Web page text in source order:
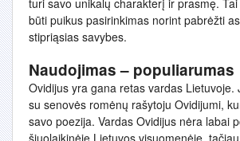
turi savo unikalų charakterį ir prasmę.
būti puikus pasirinkimas norint pabrėžti
stipriąsias savybes.
Naudojimas – populiarumas
Ovidijus yra gana retas vardas Lietuvoje.
su senovės romėnų rašytoju Ovidijumi,
savo poezija. Vardas Ovidijus nėra labai
šiuolaikinėje Lietuvos visuomenėje,